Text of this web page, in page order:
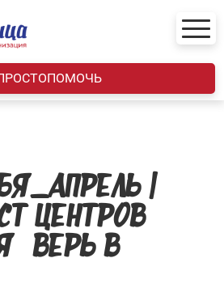
|
ЦЕНТРОВ
«ВЕРЬ В